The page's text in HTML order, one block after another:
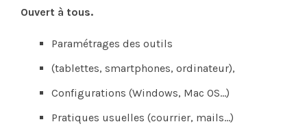
Ouvert à tous.
Paramétrages des outils
(tablettes, smartphones, ordinateur),
Configurations (Windows, Mac OS…)
Pratiques usuelles (courrier, mails…)